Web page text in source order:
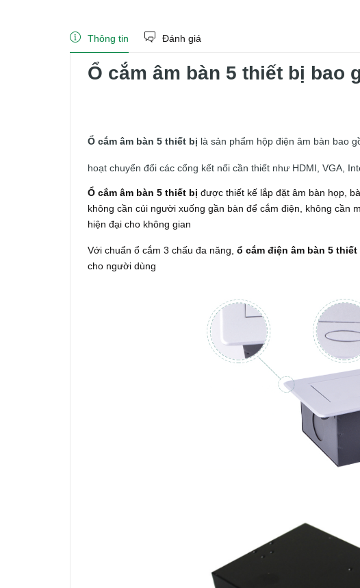
Thông tin Đánh giá
Ổ cắm âm bàn 5 thiết bị bao
Ổ cắm âm bàn 5 thiết bị là sản phẩm hộp điện âm bàn bao
hoạt chuyển đổi các cổng kết nối cần thiết như HDMI, VGA,
Ổ cắm âm bàn 5 thiết bị được thiết kế lắp đặt âm bàn họp,
không cần cúi người xuống gần bàn để cắm điện, không cần
hiện đại cho không gian
Với chuẩn ổ cắm 3 chấu đa năng, ổ cắm điện âm bàn 5 thiết
cho người dùng